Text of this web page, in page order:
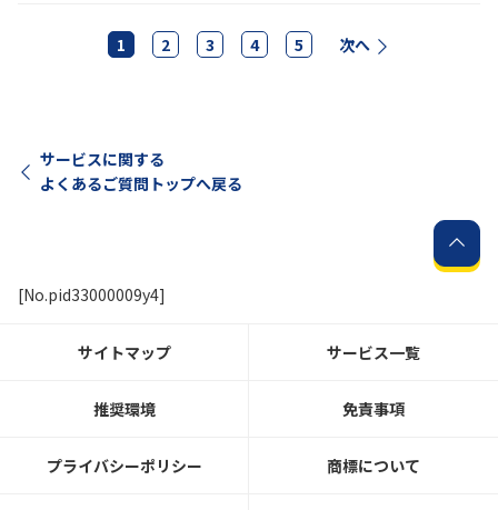
1 2 3 4 5 次へ
サービスに関する
よくあるご質問トップへ戻る
[No.pid33000009y4]
サイトマップ サービス一覧
推奨環境 免責事項
プライバシーポリシー 商標について